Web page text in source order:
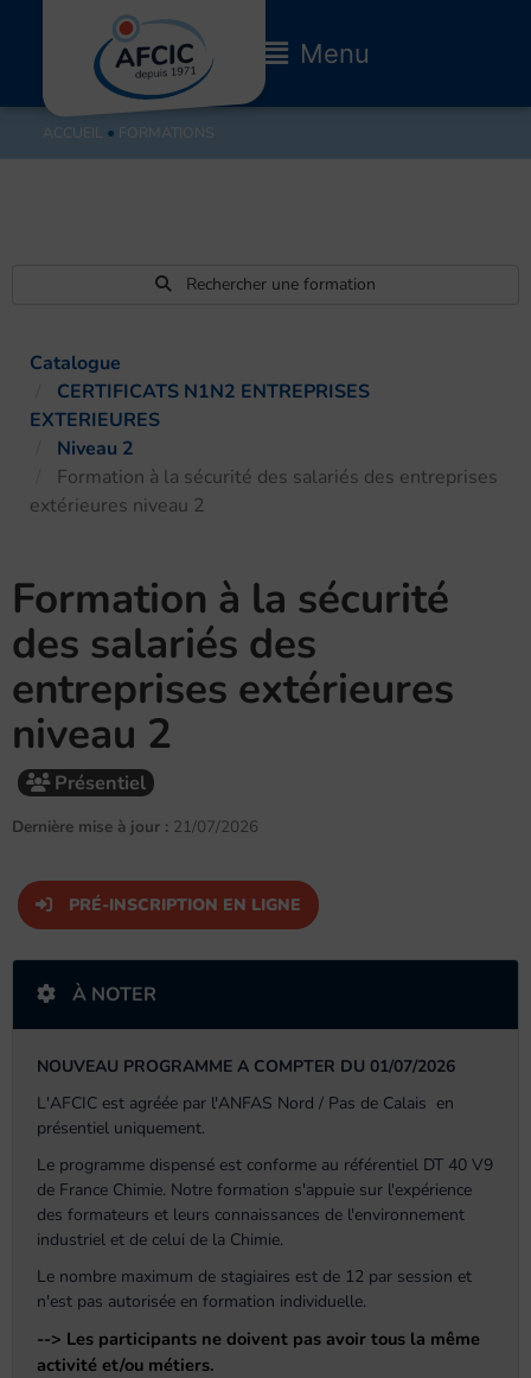
Main
Menu
Menu
ACCUEIL ● FORMATIONS
Rechercher une formation
Catalogue
CERTIFICATS N1N2 ENTREPRISES
EXTERIEURES
Niveau 2
Formation à la sécurité des salariés des entreprises
extérieures niveau 2
Formation à la sécurité
des salariés des
entreprises extérieures
niveau 2
Présentiel
Dernière mise à jour : 21/07/2026
PRÉ-INSCRIPTION EN LIGNE
À NOTER
NOUVEAU PROGRAMME A COMPTER DU 01/07/2026
L'AFCIC est agréée par l'ANFAS Nord / Pas de Calais en
présentiel uniquement.
Le programme dispensé est conforme au référentiel DT 40 V9
de France Chimie. Notre formation s'appuie sur l'expérience
des formateurs et leurs connaissances de l'environnement
industriel et de celui de la Chimie.
Le nombre maximum de stagiaires est de 12 par session et
n'est pas autorisée en formation individuelle.
--> Les participants ne doivent pas avoir tous la même
activité et/ou métiers.